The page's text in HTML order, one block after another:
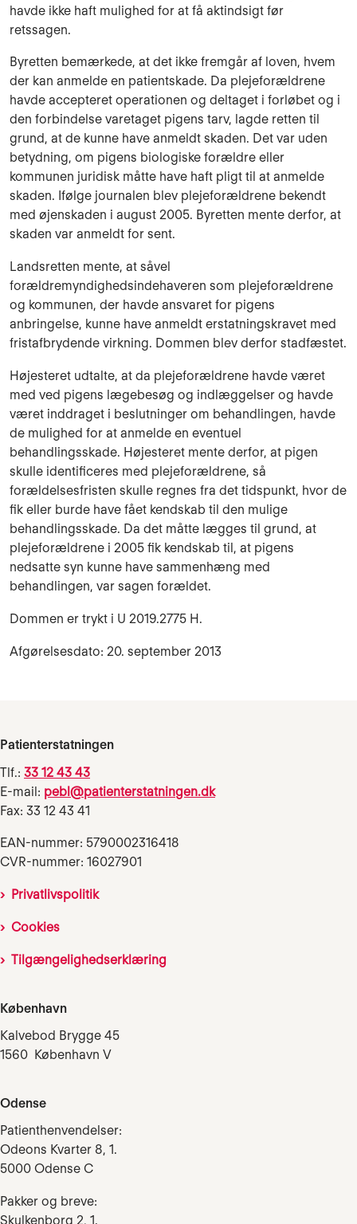
havde ikke haft mulighed for at få aktindsigt før
retssagen.
Byretten bemærkede, at det ikke fremgår af loven, hvem
der kan anmelde en patientskade. Da plejeforældrene
havde accepteret operationen og deltaget i forløbet og i
den forbindelse varetaget pigens tarv, lagde retten til
grund, at de kunne have anmeldt skaden. Det var uden
betydning, om pigens biologiske forældre eller
kommunen juridisk måtte have haft pligt til at anmelde
skaden. Ifølge journalen blev plejeforældrene bekendt
med øjenskaden i august 2005. Byretten mente derfor, at
skaden var anmeldt for sent.
Landsretten mente, at såvel
forældremyndighedsindehaveren som plejeforældrene
og kommunen, der havde ansvaret for pigens
anbringelse, kunne have anmeldt erstatningskravet med
fristafbrydende virkning. Dommen blev derfor stadfæstet.
Højesteret udtalte, at da plejeforældrene havde været
med ved pigens lægebesøg og indlæggelser og havde
været inddraget i beslutninger om behandlingen, havde
de mulighed for at anmelde en eventuel
behandlingsskade. Højesteret mente derfor, at pigen
skulle identificeres med plejeforældrene, så
forældelsesfristen skulle regnes fra det tidspunkt, hvor de
fik eller burde have fået kendskab til den mulige
behandlingsskade. Da det måtte lægges til grund, at
plejeforældrene i 2005 fik kendskab til, at pigens
nedsatte syn kunne have sammenhæng med
behandlingen, var sagen forældet.
Dommen er trykt i U 2019.2775 H.
Afgørelsesdato: 20. september 2013
Patienterstatningen
Tlf.: 33 12 43 43
E-mail: pebl@patienterstatningen.dk
Fax: 33 12 43 41
EAN-nummer: 5790002316418
CVR-nummer: 16027901
Privatlivspolitik
Cookies
Tilgængelighedserklæring
København
Kalvebod Brygge 45
1560 København V
Odense
Patienthenvendelser:
Odeons Kvarter 8, 1.
5000 Odense C
Pakker og breve:
Skulkenborg 2, 1.